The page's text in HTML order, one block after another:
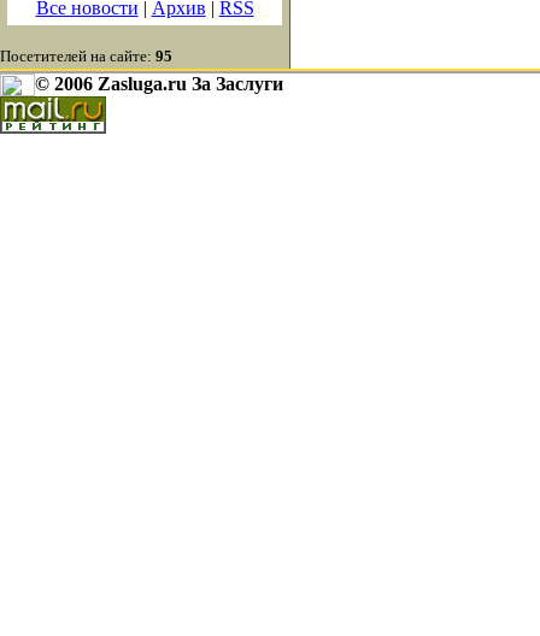
Все новости | Архив | RSS
Посетителей на сайте: 95
© 2006 Zasluga.ru За Заслуги